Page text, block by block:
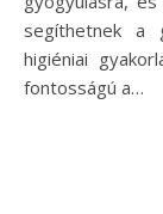
segíthetnek a
higiéniai
fontosságú a…